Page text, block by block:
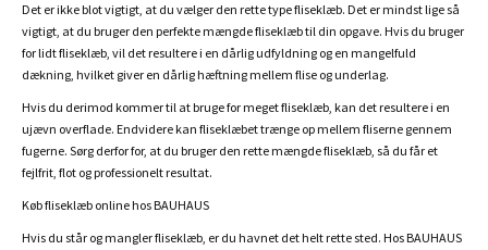
Det er ikke blot vigtigt, at du vælger den rette type fliseklæb. Det er mindst lige så
vigtigt, at du bruger den perfekte mængde fliseklæb til din opgave. Hvis du bruger
for lidt fliseklæb, vil det resultere i en dårlig udfyldning og en mangelfuld
dækning, hvilket giver en dårlig hæftning mellem flise og underlag.
Hvis du derimod kommer til at bruge for meget fliseklæb, kan det resultere i en
ujævn overflade. Endvidere kan fliseklæbet trænge op mellem fliserne gennem
fugerne. Sørg derfor for, at du bruger den rette mængde fliseklæb, så du får et
fejlfrit, flot og professionelt resultat.
Køb fliseklæb online hos BAUHAUS
Hvis du står og mangler fliseklæb, er du havnet det helt rette sted. Hos BAUHAUS